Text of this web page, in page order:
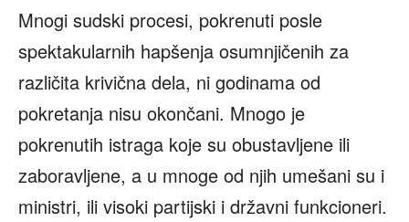
Mnogi sudski procesi, pokrenuti posle
spektakularnih hapšenja osumnjičenih za
različita krivična dela, ni godinama od
pokretanja nisu okončani. Mnogo je
pokrenutih istraga koje su obustavljene ili
zaboravljene, a u mnoge od njih umešani su i
ministri, ili visoki partijski i državni funkcioneri.